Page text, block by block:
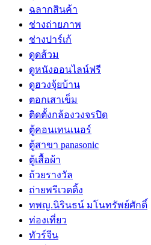
ฉลากสินค้า
ช่างถ่ายภาพ
ช่างปาร์เก้
ดูดส้วม
ดูหนังออนไลน์ฟรี
ดูฮวงจุ้ยบ้าน
ตอกเสาเข็ม
ติดตั้งกล้องวงจรปิด
ตู้คอนเทนเนอร์
ตู้สาขา panasonic
ตู้เสื้อผ้า
ถ้วยรางวัล
ถ่ายพรีเวดดิ้ง
ทพญ.นิรินธน์ มโนทรัพย์ศักดิ์
ท่องเที่ยว
ทัวร์จีน